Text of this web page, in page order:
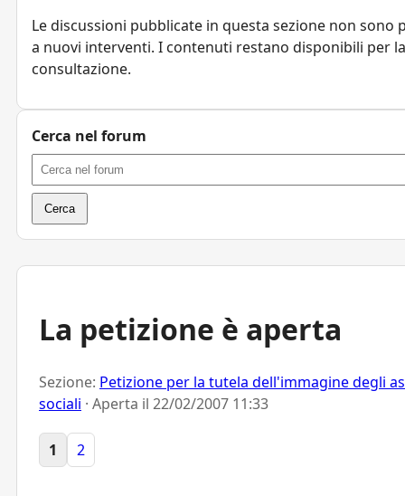
La petizione è aperta
Sezione: Petizione per la tutela dell'immagine degli
sociali · Aperta il 22/02/2007 11:33
1 2
Le discussioni pubblicate in questa sezione non sono
a nuovi interventi. I contenuti restano disponibili per la
consultazione.
Cerca nel forum
Cerca